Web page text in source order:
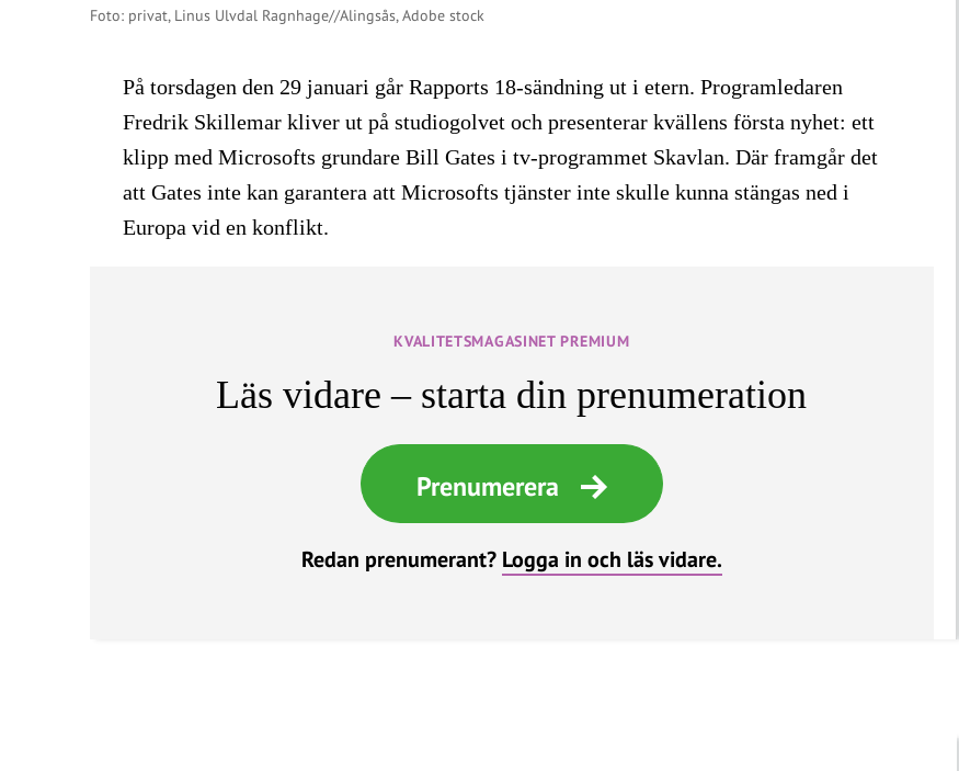
Foto: privat, Linus Ulvdal Ragnhage//Alingsås, Adobe stock
På torsdagen den 29 januari går Rapports 18-sändning ut i etern. Programledaren
Fredrik Skillemar kliver ut på studiogolvet och presenterar kvällens första nyhet: ett
klipp med Microsofts grundare Bill Gates i tv-programmet Skavlan. Där framgår det
att Gates inte kan garantera att Microsofts tjänster inte skulle kunna stängas ned i
Europa vid en konflikt.
KVALITETSMAGASINET PREMIUM
Läs vidare – starta din prenumeration
Prenumerera
Redan prenumerant? Logga in och läs vidare.